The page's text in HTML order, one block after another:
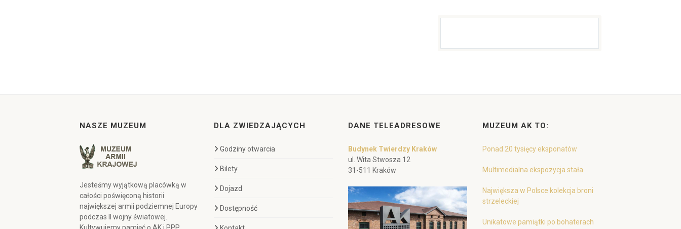
NASZE MUZEUM
Jesteśmy wyjątkową placówką w
całości poświęconą historii
największej armii podziemnej Europy
podczas II wojny światowej.
DLA ZWIEDZAJĄCYCH
Godziny otwarcia
Bilety
Dojazd
Dostępność
DANE TELEADRESOWE
Budynek Twierdzy Kraków
ul. Wita Stwosza 12
31-511 Kraków
MUZEUM AK TO:
Ponad 20 tysięcy eksponatów
Multimedialna ekspozycja stała
Największa w Polsce kolekcja broni
strzeleckiej
Unikatowe pamiątki po bohaterach